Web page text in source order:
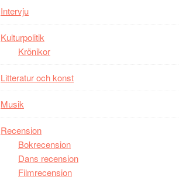
Intervju
Kulturpolitik
Krönikor
Litteratur och konst
Musik
Recension
Bokrecension
Dans recension
Filmrecension